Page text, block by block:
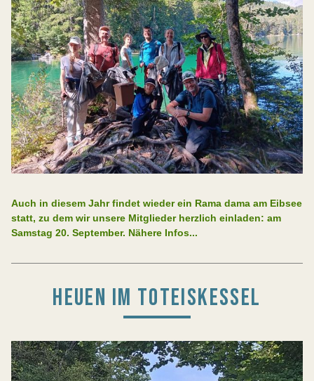
Auch in diesem Jahr findet wieder ein Rama dama am Eibsee
statt, zu dem wir unsere Mitglieder herzlich einladen: am
Samstag 20. September. Nähere Infos...
HEUEN IM TOTEISKESSEL